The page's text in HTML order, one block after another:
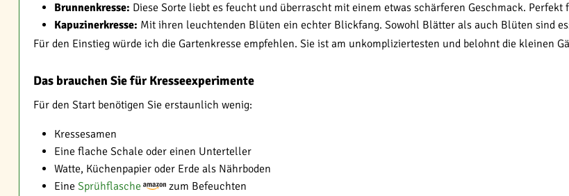
Brunnenkresse: Diese Sorte liebt es feucht und überrascht mit einem etwas schärferen Geschmack. Perfekt
Kapuzinerkresse: Mit ihren leuchtenden Blüten ein echter Blickfang. Sowohl Blätter als auch Blüten sind
Für den Einstieg würde ich die Gartenkresse empfehlen. Sie ist am unkompliziertesten und belohnt die kleinen
Das brauchen Sie für Kresseexperimente
Für den Start benötigen Sie erstaunlich wenig:
Kressesamen
Eine flache Schale oder einen Unterteller
Watte, Küchenpapier oder Erde als Nährboden
Eine Sprühflasche
zum Befeuchten